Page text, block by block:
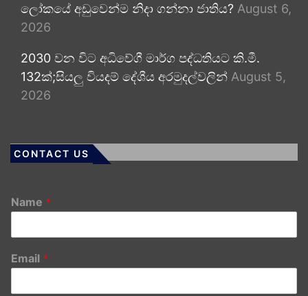
ලෝකයේ අඩුවෙන්ම නිදා ගන්නා ජාතිය? August 6,
2026
2030 වන විට අධිවේගී මාර්ග පද්ධතියට කි.මී.
132ක්;සියලු වියදම් දේශීය අරමුදල්වලින් August 5,
2026
CONTACT US
Name *
Email *